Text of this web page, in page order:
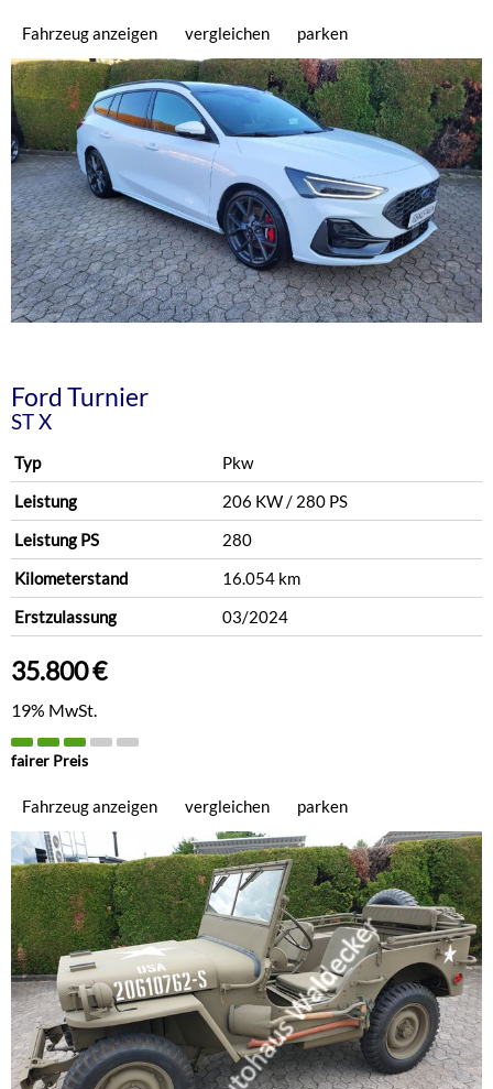
Fahrzeug anzeigen vergleichen parken
FordTurnier
ST X
Typ
Pkw
Leistung
206 KW / 280 PS
Leistung PS
280
Kilometerstand
16.054 km
Erstzulassung
03/2024
35.800 €
19% MwSt.
fairer Preis
Fahrzeug anzeigen vergleichen parken